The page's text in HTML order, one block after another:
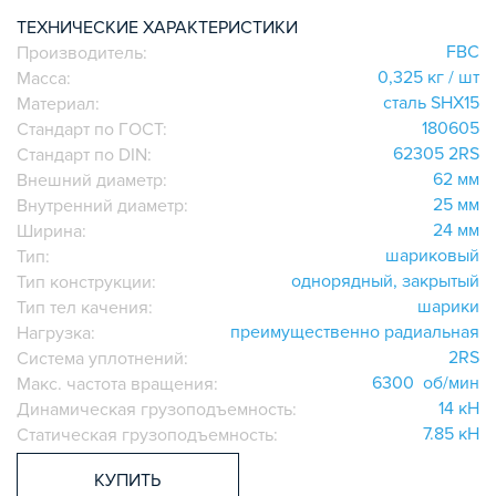
ИГОЛЬЧАТЫЕ РОЛИКОВЫЕ
ЛИНЕЙНЫЕ СОЕДИНИТЕЛИ
ДОПОЛНИТЕЛЬНАЯ ОБРАБОТКА
ПАРАЛЛЕЛЬНЫЕ СОЕДИНИТЕЛИ
ПРОМЫШЛЕННАЯ МЕБЕЛЬ
СИСТЕМА ЛЕСТНИЦ И ПЛАТФОРМ
БЫСТРЫЕ СОЕДИНИТЕЛИ
ВИНТОВЫЕ СОЕДИНИТЕЛИ И ВТУЛКИ
ШАРНИРНЫЕ И ПОДВИЖНЫЕ СОЕДИНИТЕЛИ
НАБОРЫ
ПЕТЛИ, РУЧКИ, ЗАМКИ, ЗАЩЕЛКИ
ЭЛЕМЕНТЫ ДЛЯ КРЕПЛЕНИЯ КАБЕЛЕЙ,
ПАНЕЛЕЙ, ЛИСТА, СЕТКИ
ОПОРЫ, ПОДВЕСЫ
КОМПОНЕНТЫ ДЛЯ КОНВЕЙЕРОВ
ТЕХНИЧЕСКИЕ ХАРАКТЕРИСТИКИ
Производитель:
FBC
Масса:
0,325 кг / шт
Материал:
сталь SHX15
Стандарт по ГОСТ:
180605
Стандарт по DIN:
62305 2RS
Внешний диаметр:
62 мм
Внутренний диаметр:
25 мм
Ширина:
24 мм
Тип:
шариковый
Тип конструкции:
однорядный, закрытый
Тип тел качения:
шарики
Нагрузка:
преимущественно радиальная
Система уплотнений:
2RS
Макс. частота вращения:
6300 об/мин
Динамическая грузоподъемность:
14 кН
Статическая грузоподъемность:
7.85 кН
КУПИТЬ